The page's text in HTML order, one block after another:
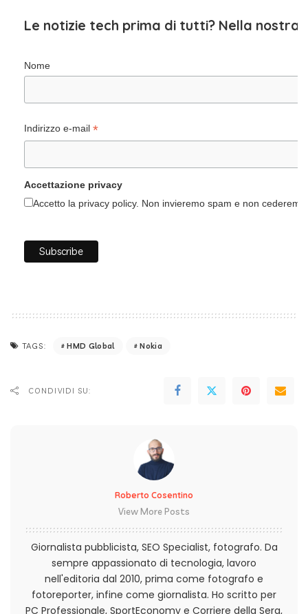
Le notizie tech prima di tutti? Nella nostra
Nome
Indirizzo e-mail *
Accettazione privacy
Accetto la privacy policy. Non invieremo spam e non
TAGS: HMD Global Nokia
CONDIVIDI SU:
Roberto Cosentino
View More Posts
Giornalista pubblicista, SEO Specialist, fotografo. Da
sempre appassionato di tecnologia, lavoro
nell'editoria dal 2010, prima come fotografo e
fotoreporter, infine come giornalista. Ho scritto per
PC Professionale, SportEconomy e Corriere della Sera,